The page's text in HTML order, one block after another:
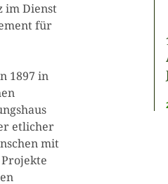
im Dienst
für
1897 in
etlicher
mit